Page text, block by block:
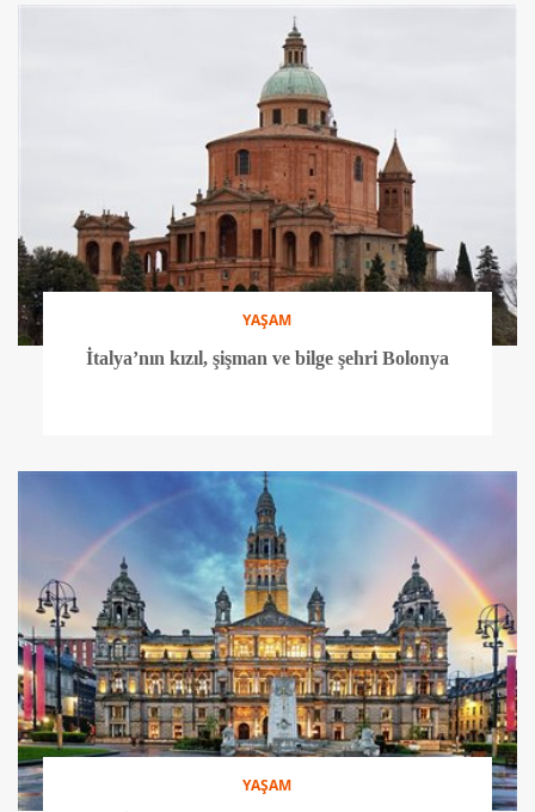
YAŞAM
İtalya’nın kızıl, şişman ve bilge şehri Bolonya
YAŞAM